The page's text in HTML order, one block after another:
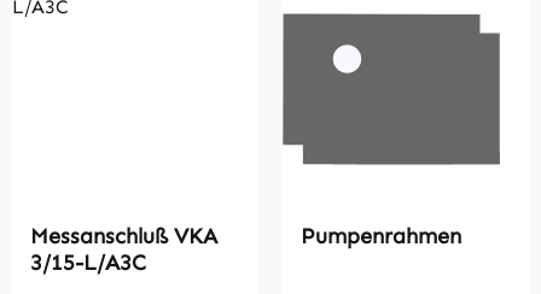
Messanschluß VKA
3/15-L/A3C
Pumpenrahmen